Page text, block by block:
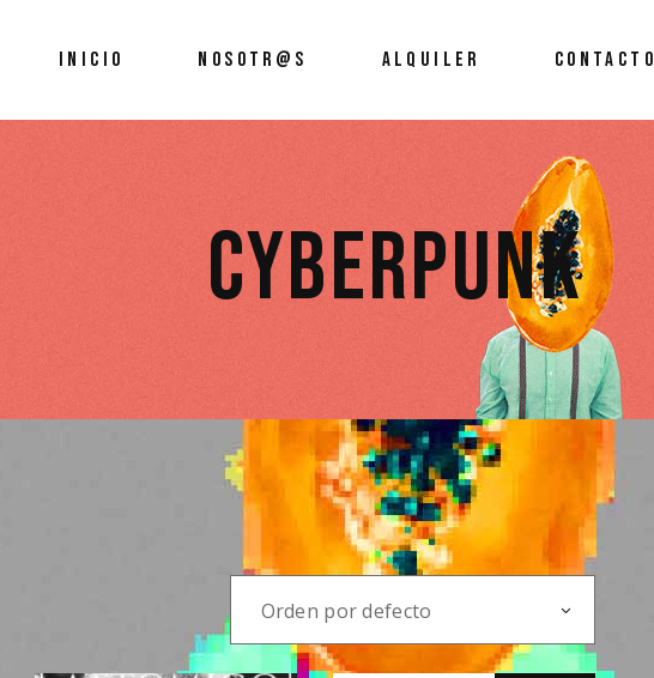
INICIO NOSOTR@S ALQUILER CONTACTO
CYBERPUNK
Orden por defecto